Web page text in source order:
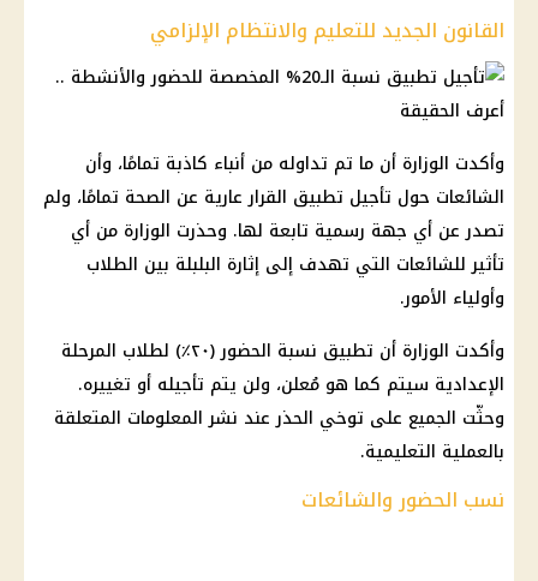
القانون الجديد للتعليم والانتظام الإلزامي
وأكدت الوزارة أن ما تم تداوله من أنباء كاذبة تمامًا، وأن
الشائعات حول تأجيل تطبيق القرار عارية عن الصحة تمامًا، ولم
تصدر عن أي جهة رسمية تابعة لها. وحذرت الوزارة من أي
تأثير للشائعات التي تهدف إلى إثارة البلبلة بين الطلاب
وأولياء الأمور.
وأكدت الوزارة أن تطبيق نسبة الحضور (٢٠٪) لطلاب المرحلة
الإعدادية سيتم كما هو مُعلن، ولن يتم تأجيله أو تغييره.
وحثّت الجميع على توخي الحذر عند نشر المعلومات المتعلقة
بالعملية التعليمية.
نسب الحضور والشائعات